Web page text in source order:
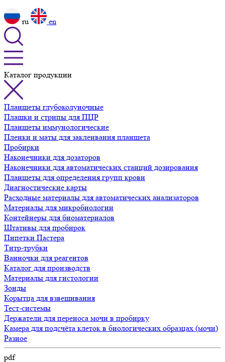
ru en
Каталог продукции
Планшеты глубоколуночные
Плашки и стрипы для ПЦР
Планшеты иммунологические
Пленки и маты для заклеивания планшета
Пробирки
Наконечники для дозаторов
Наконечники для автоматических станций дозирования
Планшеты для определения групп крови
Диагностические карты
Расходные материалы для автоматических анализаторов
Материалы для микробиологии
Контейнеры для биоматериалов
Штативы для пробирок
Пипетки Пастера
Титр-трубки
Ванночки для реагентов
Каталог для производств
Материалы для гистологии
Зонды
Корытца для взвешивания
Тест-системы
Держатели для переноса мочи в пробирку
Камера для подсчёта клеток в биологических образцах (мочи)
Разное
pdf